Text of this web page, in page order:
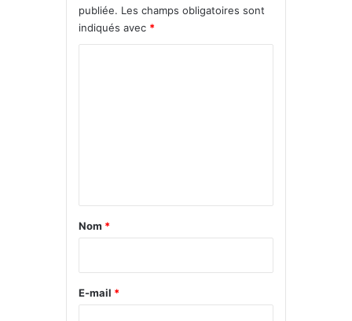
publiée. Les champs obligatoires sont
indiqués avec *
a
e
Nom *
E-mail *